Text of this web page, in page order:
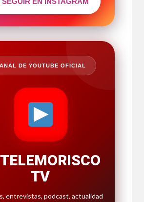
DE YOUTUBE OFICIAL
TV
entrevistas, podcast, actualidad